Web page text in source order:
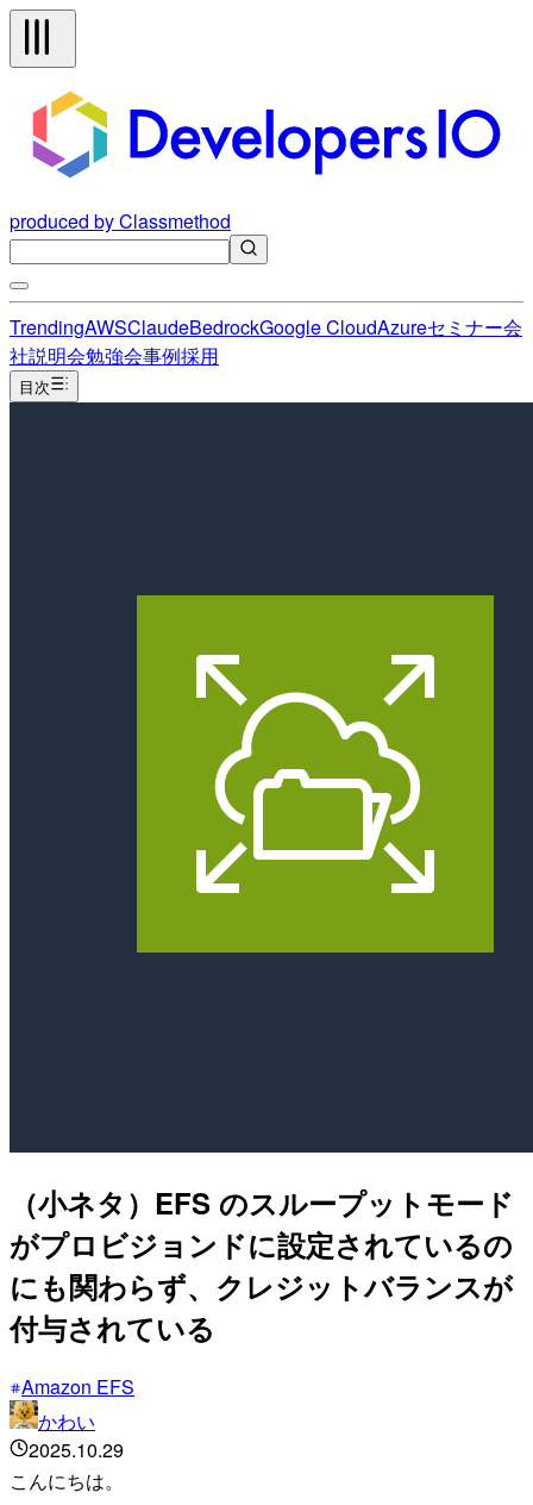
produced by Classmethod
TrendingAWSClaudeBedrockGoogle CloudAzureセミナー会
社説明会勉強会事例採用
目次
（小ネタ）EFS のスループットモード
がプロビジョンドに設定されているの
にも関わらず、クレジットバランスが
付与されている
Amazon EFS
かわい
2025.10.29
こんにちは。